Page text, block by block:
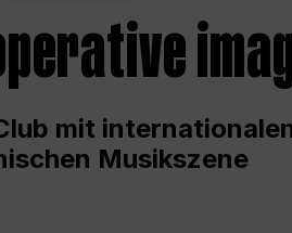
mit
Musikszene